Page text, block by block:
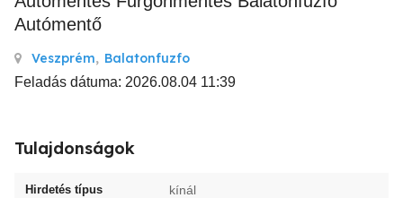
Autómentő
Veszprém, Balatonfuzfo
Feladás dátuma: 2026.08.04 11:39
Tulajdonságok
Hirdetés típus kínál